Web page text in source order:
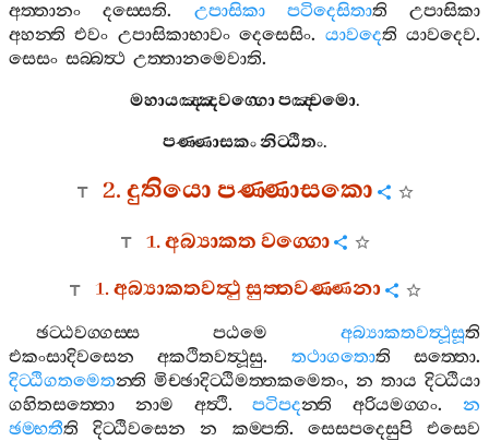
අත‍්තානං
දස‍්සෙති. උපාසිකා පටිදෙසිතාති
උපාසිකා
අහන‍්ති එවං උපාසිකාභාවං දෙසෙසිං. යාවදෙති යාවදෙව.
සෙසං සබ‍්බත්‍ථ උත‍්තානමෙවාති.
මහායඤ‍්ඤවග‍්ගොපඤ‍්චමො.
පණ‍්ණාසකංනිට‍්ඨිතං.
2.දුතියොපණ‍්ණාසකො
1.අබ්‍යාකතවග‍්ගො
1.අබ්‍යාකතවත්‍ථුසුත‍්තවණ‍්ණනා
ඡට‍්ඨවග‍්ගස‍්ස පඨමෙ අබ්‍යාකතවත්‍ථූසූති
එකංසාදිවසෙන
අකථිතවත්‍ථූසු. තථාගතොති සත‍්තො.
දිට‍්ඨිගතමෙතන‍්ති මිච‍්ඡාදිට‍්ඨිමත‍්තකමෙතං, න තාය දිට‍්ඨියා
ගහිතසත‍්තො
නාම අත්‍ථි.පටිපදන‍්ති අරියමග‍්ගං.න
ඡම‍්භතීති දිට‍්ඨිවසෙන න කම‍්පති. සෙසපදෙසුපි
එසෙව